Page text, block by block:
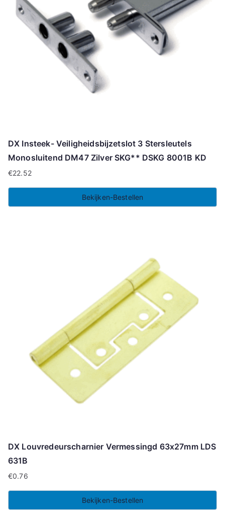
DX Insteek- Veiligheidsbijzetslot 3 Stersleutels
Monosluitend DM47 Zilver SKG** DSKG 8001B KD
€22.52
Bekijken-Bestellen
DX Louvredeurscharnier Vermessingd 63x27mm LDS
631B
€0.76
Bekijken-Bestellen